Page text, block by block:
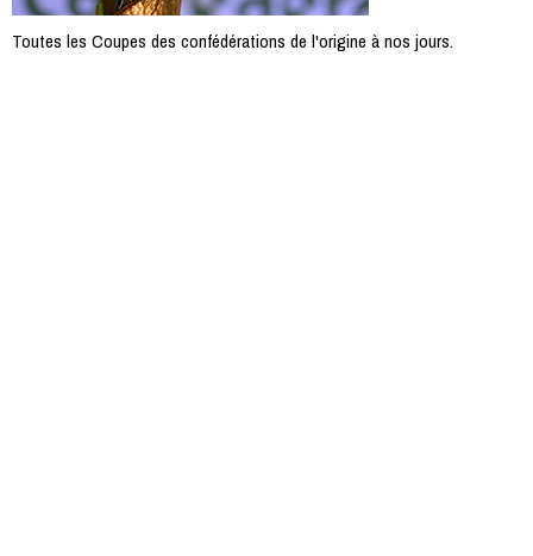
Toutes les Coupes des confédérations de l'origine à nos jours.